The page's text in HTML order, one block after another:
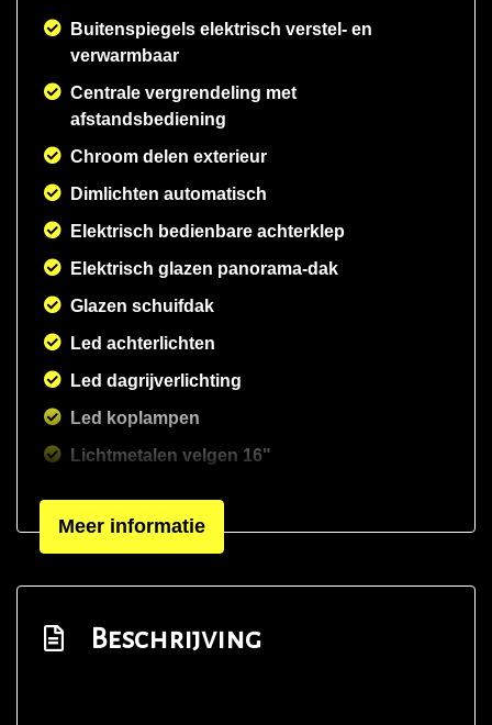
Buitenspiegels elektrisch verstel- en
verwarmbaar
Centrale vergrendeling met
afstandsbediening
Chroom delen exterieur
Dimlichten automatisch
Elektrisch bedienbare achterklep
Elektrisch glazen panorama-dak
Glazen schuifdak
Led achterlichten
Led dagrijverlichting
Led koplampen
Lichtmetalen velgen 16"
Lichtmetalen velgen 5-spaaks 18"
Parkeer assistent
Meer informatie
Beschrijving